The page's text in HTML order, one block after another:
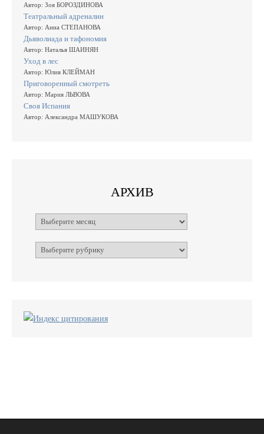
Автор: Зоя БОРОЗДИНОВА
Театральный адреналин
Автор: Анна СТЕПАНОВА
Дьяволиада и тафономия
Автор: Наталья ШАИНЯН
Уход в лес
Автор: Юлия КЛЕЙМАН
Приговоренный смотреть
Автор: Мария ЛЬВОВА
Своя Испания
Автор: Александра МАШУКОВА
АРХИВ
Архивы
Рубрики